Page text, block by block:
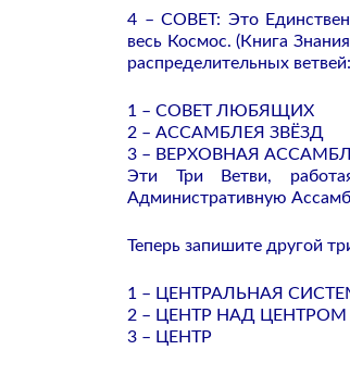
4 – СОВЕТ: Это
весь Космос. (Книга
распределительных ветвей:
1 – СОВЕТ ЛЮБЯЩИХ
2 – АССАМБЛЕЯ ЗВЁЗД
3 – ВЕРХОВНАЯ
Эти Три Ветви,
Административную
Теперь запишите другой
1 – ЦЕНТРАЛЬНАЯ
2 – ЦЕНТР НАД ЦЕНТРОМ
3 – ЦЕНТР